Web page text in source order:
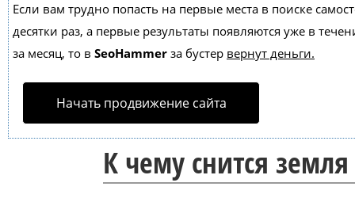
Если вам трудно попасть на первые места в поиске
десятки раз, а первые результаты появляются уже в
за месяц, то в SeoHammer за бустер вернут деньги.
Начать продвижение сайта
К чему снится